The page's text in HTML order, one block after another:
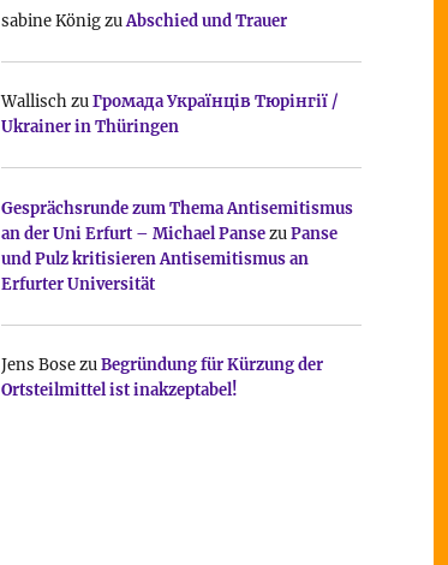
sabine KönigzuAbschied und Trauer
WallischzuГромада Українців Тюрінгії /
Ukrainer in Thüringen
Gesprächsrunde zum Thema Antisemitismus
an der Uni Erfurt – Michael PansezuPanse
und Pulz kritisieren Antisemitismus an
Erfurter Universität
Jens BosezuBegründung für Kürzung der
Ortsteilmittel ist inakzeptabel!